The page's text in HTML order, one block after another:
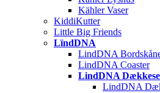
Kähler Vaser
KiddiKutter
Little Big Friends
LïndDNA
LindDNA
LindDNA Coaster
LindDNA
LindDNA